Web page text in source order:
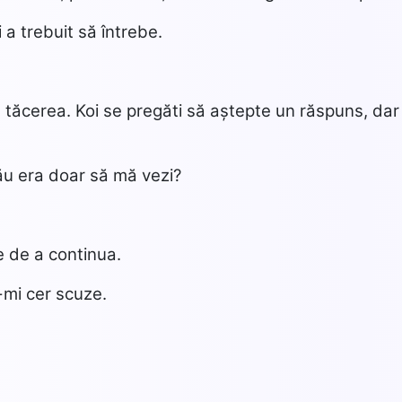
a trebuit să întrebe.
tăcerea. Koi se pregăti să aștepte un răspuns,
era doar să mă vezi?
de a continua.
cer scuze.